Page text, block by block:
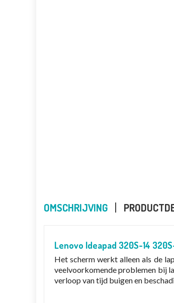
OMSCHRIJVING
Lenovo Ideapad 320S-14
Het scherm werkt alleen als de
veelvoorkomende problemen bij
verloop van tijd buigen en